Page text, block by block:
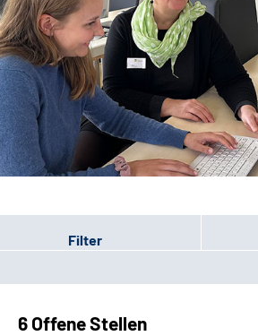
Beratungsstellen &
Zuweisende
Suche
Leichte Sprache
Gebärdensprache
Filter
6 Offene Stellen